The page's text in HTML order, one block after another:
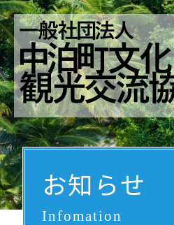
お知らせ
Infomation